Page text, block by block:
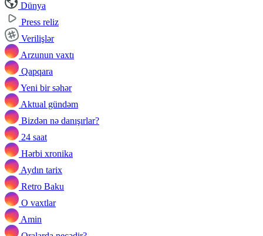
Dünya
Press reliz
Verilişlər
Arzunun vaxtı
Qapqara
Yeni bir səhər
Aktual gündəm
Bizdən nə danışırlar?
24 saat
Hərbi xronika
Aydın tarix
Retro Baku
O vaxtlar
Amin